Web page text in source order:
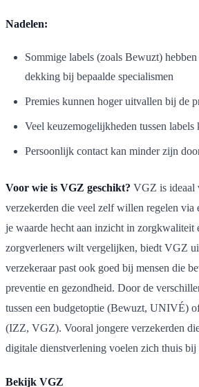
Nadelen:
Sommige labels (zoals Bewuzt)
dekking bij bepaalde specialismen
Premies kunnen hoger uitvallen bij de
Veel keuzemogelijkheden tussen
Persoonlijk contact kan minder zijn
Voor wie is VGZ geschikt? VGZ is ideaal
verzekerden die veel zelf willen regelen via
je waarde hecht aan inzicht in zorgkwaliteit
zorgverleners wilt vergelijken, biedt VGZ
verzekeraar past ook goed bij mensen die
preventie en gezondheid. Door de
tussen een budgetoptie (Bewuzt, UNIVÉ)
(IZZ, VGZ). Vooral jongere verzekerden
digitale dienstverlening voelen zich thuis
Bekijk VGZ